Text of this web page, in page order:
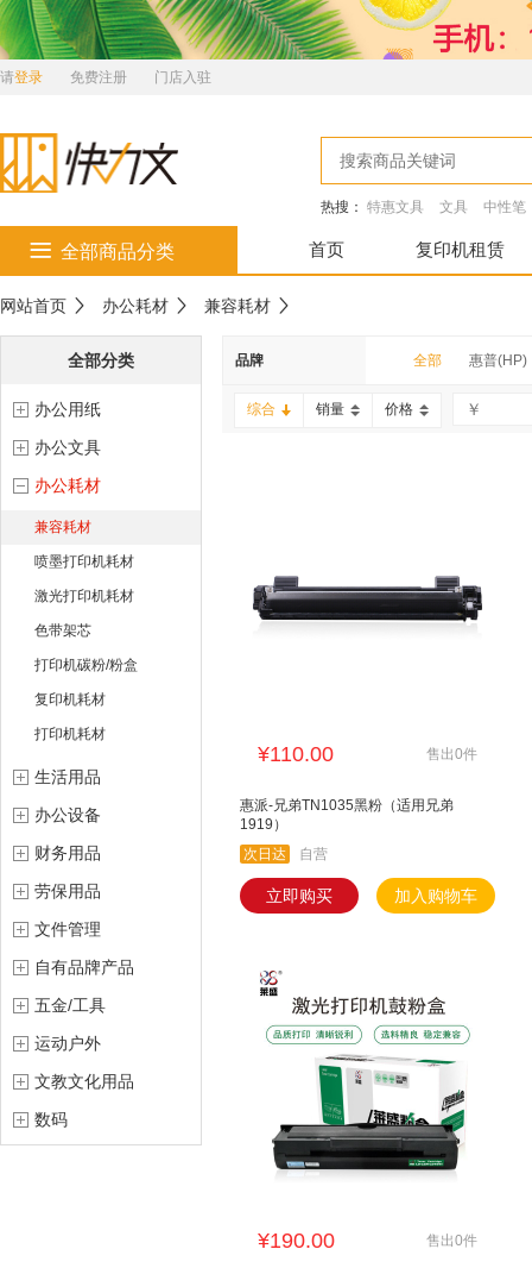
请登录 免费注册 门店入驻
热搜： 特惠文具 文具 中性笔
全部商品分类 首页 复印机租赁
网站首页 办公耗材 兼容耗材
全部分类
办公用纸
办公文具
办公耗材
兼容耗材
喷墨打印机耗材
激光打印机耗材
色带架芯
打印机碳粉/粉盒
复印机耗材
打印机耗材
生活用品
办公设备
财务用品
劳保用品
文件管理
自有品牌产品
五金/工具
运动户外
文教文化用品
数码
品牌 全部 惠普(HP)
惠派 富士施乐
综合 销量 价格
¥110.00 售出0件
惠派-兄弟TN1035黑粉（适用兄弟
1919）
次日达
自营
立即购买 加入购物车
¥190.00 售出0件